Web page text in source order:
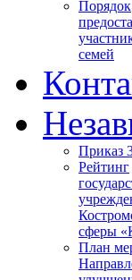
Порядок
семей
Приказ
Рейтинг
сферы
План